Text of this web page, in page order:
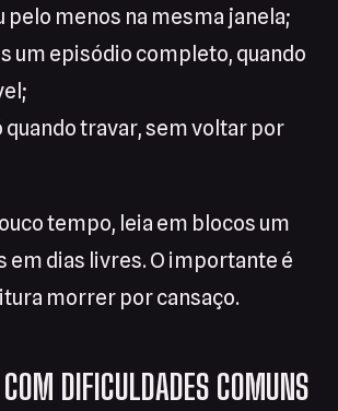
pelo menos na mesma janela;
um episódio completo, quando
quando travar, sem voltar por
tempo, leia em blocos um
em dias livres. O importante é
morrer por cansaço.
DIFICULDADES COMUNS